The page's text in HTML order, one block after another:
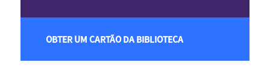
OBTER UM CARTÃO DA BIBLIOTECA